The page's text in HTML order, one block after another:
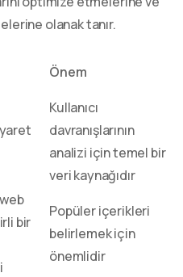
olanak tanır.
Önem
Kullanıcı
davranışlarının
analizi için temel bir
veri kaynağıdır
bir
Popüler içerikleri
belirlemek için
önemlidir